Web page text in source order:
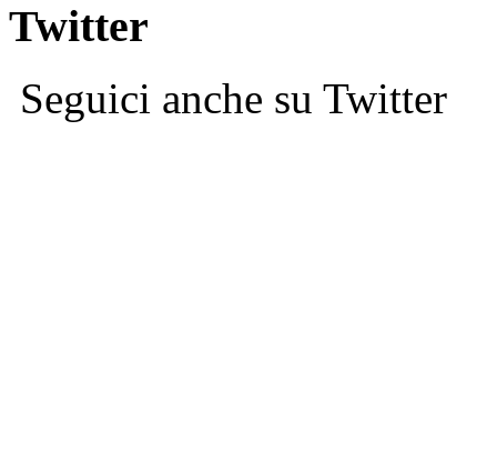
Twitter
Seguici anche su Twitter